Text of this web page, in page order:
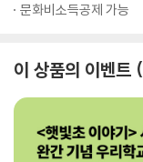
문화비소득공제 가능
이 상품의 이벤트